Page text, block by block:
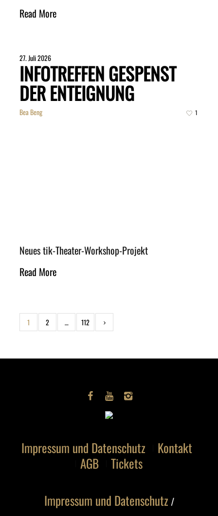
Read More
27. Juli 2026
INFOTREFFEN GESPENST
DER ENTEIGNUNG
Bea Beng 1
Neues tik-Theater-Workshop-Projekt
Read More
1 2 … 112
Impressum und Datenschutz
Kontakt
AGB
Tickets
Impressum und Datenschutz /